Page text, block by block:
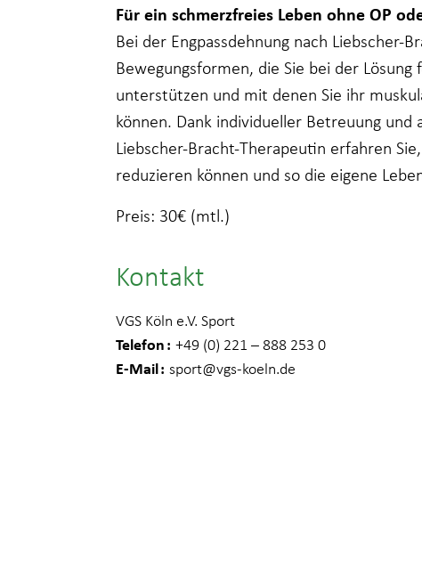
Für ein schmerzfreies Leben ohne OP
Bei der Engpassdehnung nach Liebscher-
Bewegungsformen, die Sie bei der
unterstützen und mit denen Sie ihr
können. Dank individueller Betreuung
Liebscher-Bracht-Therapeutin erfahren
reduzieren können und so die eigene
Preis: 30€ (mtl.)
Kontakt
VGS Köln e.V. Sport
Telefon +49 (0) 221 – 888 253 0
E-Mail sport@vgs-koeln.de